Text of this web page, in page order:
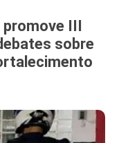
promove III
sobre